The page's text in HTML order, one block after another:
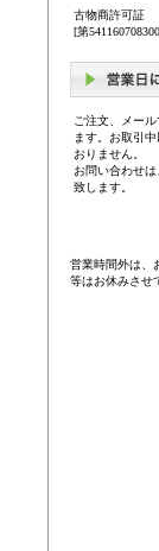
古物商許可証
[第
ご注文、メー
ます。お取引
おりません。
お問い合わせ
致します。
営業時間外は、
等はお休みさせ